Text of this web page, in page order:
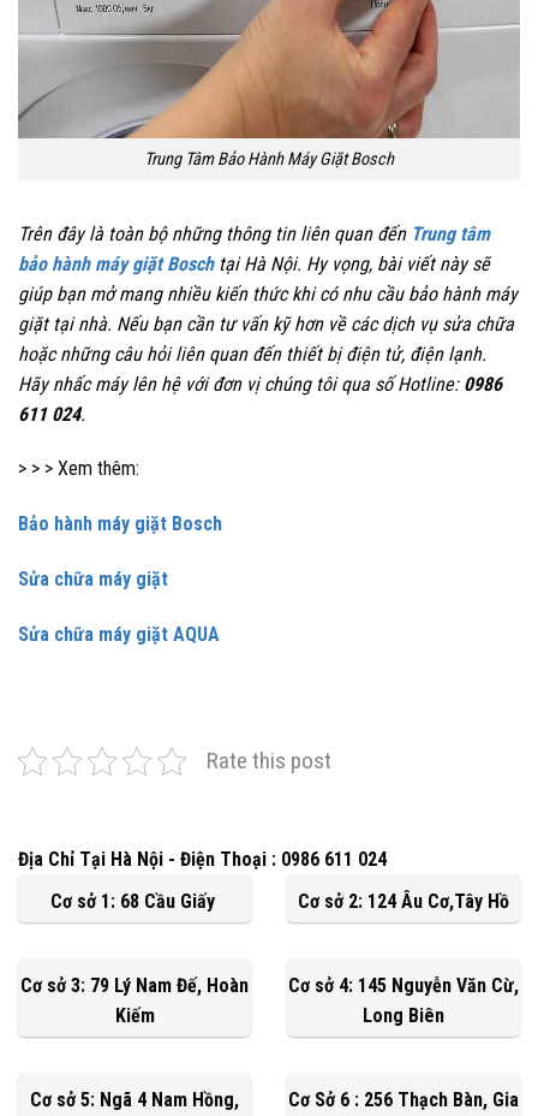
Trung Tâm Bảo Hành Máy Giặt Bosch
Trên đây là toàn bộ những thông tin liên quan đến Trung tâm
bảo hành máy giặt Boschtại Hà Nội. Hy vọng, bài viết này sẽ
giúp bạn mở mang nhiều kiến thức khi có nhu cầu bảo hành máy
giặt tại nhà. Nếu bạn cần tư vấn kỹ hơn về các dịch vụ sửa chữa
hoặc những câu hỏi liên quan đến thiết bị điện tử, điện lạnh.
Hãy nhấc máy lên hệ với đơn vị chúng tôi qua số Hotline: 0986
611 024.
> > > Xem thêm:
Bảo hành máy giặt Bosch
Sửa chữa máy giặt
Sửa chữa máy giặt AQUA
Rate this post
Địa Chỉ Tại Hà Nội - Điện Thoại : 0986 611 024
Cơ sở 1: 68 Cầu Giấy
Cơ sở 2: 124 Âu Cơ,Tây Hồ
Cơ sở 3: 79 Lý Nam Đế, Hoàn
Kiếm
Cơ sở 4: 145 Nguyễn Văn Cừ,
Long Biên
Cơ sở 5: Ngã 4 Nam Hồng,
Cơ Sở 6 : 256 Thạch Bàn, Gia